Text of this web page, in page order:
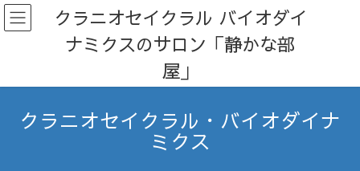
コ
ン
へ
ナ
ビ
ョ
クラニオセイクラル バイオダイ
ナミクスのサロン「静かな部
屋」
クラニオセイクラル・バイオダイナ
ミクス